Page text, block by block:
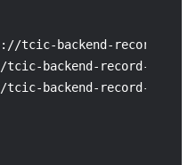
tcic-backend-record-
tcic-backend-record-
tcic-backend-record-